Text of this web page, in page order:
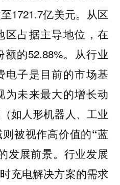
1721.7亿美元。从区
区占据主导地位，在
的52.88%。
从行业
电子是目前的市场基
为未来最大的增长动
如人形机器人、工业
被视作高价值的“蓝
发展前景。行业发展
充电解决方案的需求